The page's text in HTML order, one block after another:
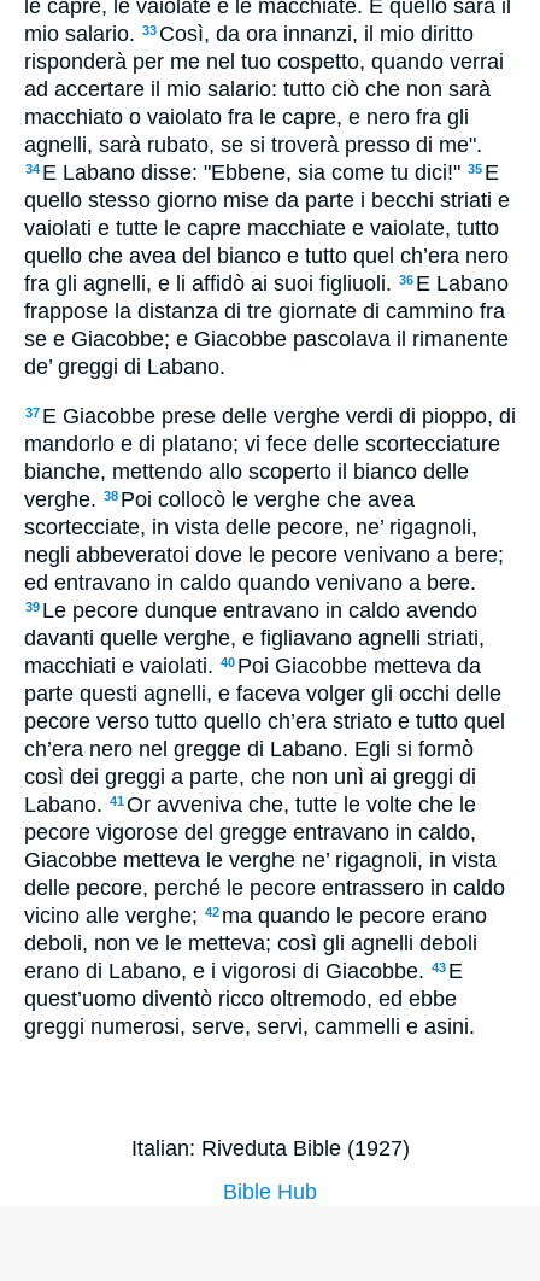
le capre, le vaiolate e le macchiate. E quello sarà il
mio salario. 33 Così, da ora innanzi, il mio diritto
risponderà per me nel tuo cospetto, quando verrai
ad accertare il mio salario: tutto ciò che non sarà
macchiato o vaiolato fra le capre, e nero fra gli
agnelli, sarà rubato, se si troverà presso di me".
34 E Labano disse: "Ebbene, sia come tu dici!" 35 E
quello stesso giorno mise da parte i becchi striati e
vaiolati e tutte le capre macchiate e vaiolate, tutto
quello che avea del bianco e tutto quel ch’era nero
fra gli agnelli, e li affidò ai suoi figliuoli. 36 E Labano
frappose la distanza di tre giornate di cammino fra
se e Giacobbe; e Giacobbe pascolava il rimanente
de’ greggi di Labano.
37 E Giacobbe prese delle verghe verdi di pioppo, di
mandorlo e di platano; vi fece delle scortecciature
bianche, mettendo allo scoperto il bianco delle
verghe. 38 Poi collocò le verghe che avea
scortecciate, in vista delle pecore, ne’ rigagnoli,
negli abbeveratoi dove le pecore venivano a bere;
ed entravano in caldo quando venivano a bere.
39 Le pecore dunque entravano in caldo avendo
davanti quelle verghe, e figliavano agnelli striati,
macchiati e vaiolati. 40 Poi Giacobbe metteva da
parte questi agnelli, e faceva volger gli occhi delle
pecore verso tutto quello ch’era striato e tutto quel
ch’era nero nel gregge di Labano. Egli si formò
così dei greggi a parte, che non unì ai greggi di
Labano. 41Or avveniva che, tutte le volte che le
pecore vigorose del gregge entravano in caldo,
Giacobbe metteva le verghe ne’ rigagnoli, in vista
delle pecore, perché le pecore entrassero in caldo
vicino alle verghe; 42 ma quando le pecore erano
deboli, non ve le metteva; così gli agnelli deboli
erano di Labano, e i vigorosi di Giacobbe. 43 E
quest’uomo diventò ricco oltremodo, ed ebbe
greggi numerosi, serve, servi, cammelli e asini.
Italian: Riveduta Bible (1927)
Bible Hub